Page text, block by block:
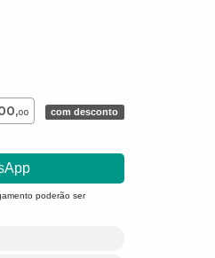
00 com desconto
poderão ser